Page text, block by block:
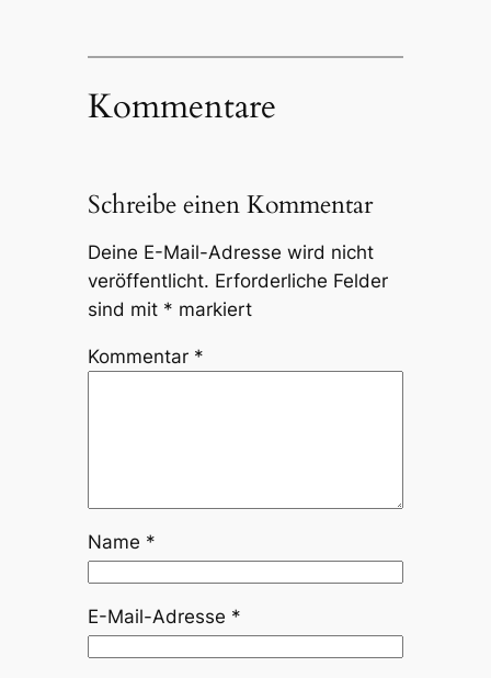
Kommentare
Schreibe einen Kommentar
Deine E-Mail-Adresse wird nicht
veröffentlicht. Erforderliche Felder
sind mit * markiert
Kommentar *
Name *
E-Mail-Adresse *